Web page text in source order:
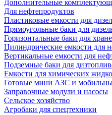
Дополнительные
Для нефтепродуктов
Пластиковые емкости для
Прямоугольные баки для
Горизонтальные баки для
Цилиндрические емкости для
Вертикальные емкости для
Подземные баки для
Емкости для химических
Готовые мини АЗС и
Заправочные модули и насосы
Сельское хозяйство
Агробаки для спецтехники